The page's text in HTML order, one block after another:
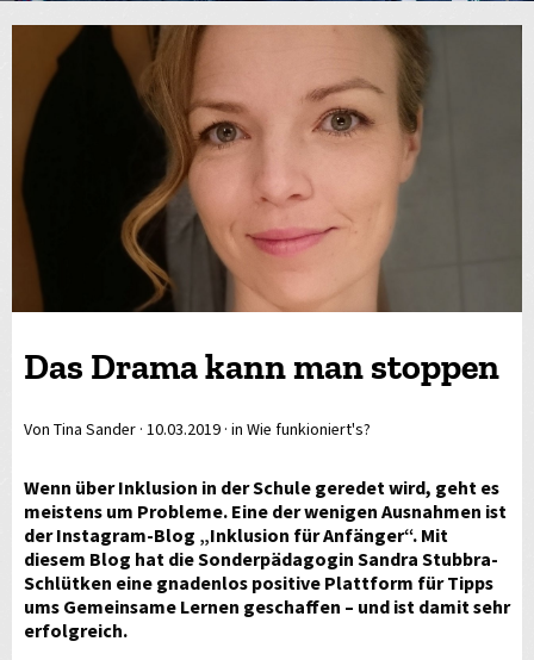
Das Drama kann man stoppen
Von Tina Sander · 10.03.2019 · in Wie funkioniert's?
Wenn über Inklusion in der Schule geredet wird, geht es
meistens um Probleme. Eine der wenigen Ausnahmen ist
der Instagram-Blog „Inklusion für Anfänger“. Mit
diesem Blog hat die Sonderpädagogin Sandra Stubbra-
Schlütken eine gnadenlos positive Plattform für Tipps
ums Gemeinsame Lernen geschaffen – und ist damit sehr
erfolgreich.